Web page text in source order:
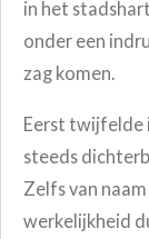
in het
onder een
zag komen.
Eerst twijfelde
steeds
Zelfs van
werkelijkheid